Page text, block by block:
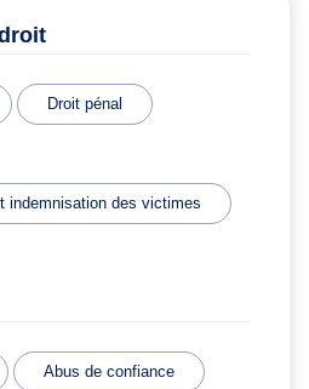
Droit pénal
indemnisation des victimes
Abus de confiance